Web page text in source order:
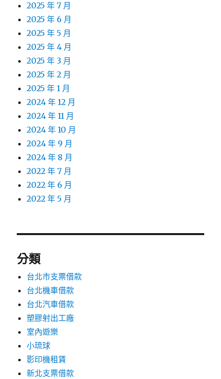
2025 年 7 月
2025 年 6 月
2025 年 5 月
2025 年 4 月
2025 年 3 月
2025 年 2 月
2025 年 1 月
2024 年 12 月
2024 年 11 月
2024 年 10 月
2024 年 9 月
2024 年 8 月
2022 年 7 月
2022 年 6 月
2022 年 5 月
分類
台北市支票借款
台北機車借款
台北汽車借款
塑膠射出工廠
室內遊樂
小琉球
影印機租賃
新北支票借款